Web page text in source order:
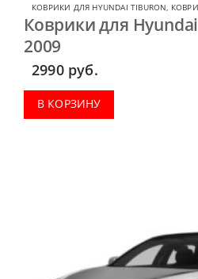
КОВРИКИ ДЛЯ HYUNDAI TIBURON
Коврики для
2009
2990 руб.
В КОРЗИНУ